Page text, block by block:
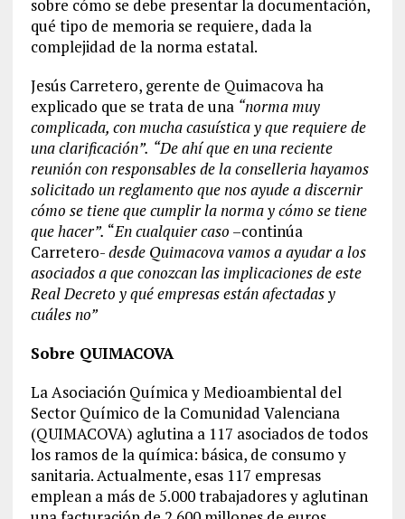
sobre cómo se debe presentar la documentación,
qué tipo de memoria se requiere, dada la
complejidad de la norma estatal.
Jesús Carretero, gerente de Quimacova ha
explicado que se trata de una “norma muy
complicada, con mucha casuística y que requiere de
una clarificación”. “De ahí que en una reciente
reunión con responsables de la conselleria hayamos
solicitado un reglamento que nos ayude a discernir
cómo se tiene que cumplir la norma y cómo se tiene
que hacer”. “En cualquier caso –continúa
Carretero-desde Quimacova vamos a ayudar a los
asociados a que conozcan las implicaciones de este
Real Decreto y qué empresas están afectadas y
cuáles no”
Sobre QUIMACOVA
La Asociación Química y Medioambiental del
Sector Químico de la Comunidad Valenciana
(QUIMACOVA) aglutina a 117 asociados de todos
los ramos de la química: básica, de consumo y
sanitaria. Actualmente, esas 117 empresas
emplean a más de 5.000 trabajadores y aglutinan